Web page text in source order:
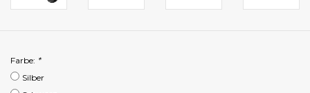
Farbe: *
Silber